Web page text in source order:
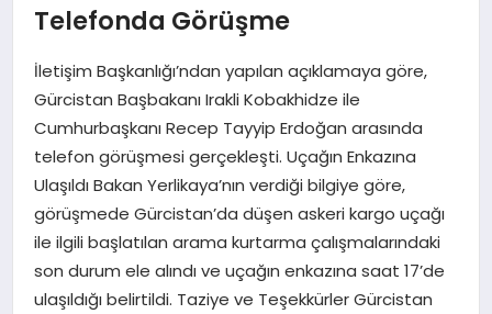
MAGAZIN
SAĞLIK
SIYASET
Telefonda Görüşme
İletişim Başkanlığı’ndan yapılan açıklamaya göre,
Gürcistan Başbakanı Irakli Kobakhidze ile
Cumhurbaşkanı Recep Tayyip Erdoğan arasında
telefon görüşmesi gerçekleşti. Uçağın Enkazına
Ulaşıldı Bakan Yerlikaya’nın verdiği bilgiye göre,
görüşmede Gürcistan’da düşen askeri kargo uçağı
ile ilgili başlatılan arama kurtarma çalışmalarındaki
son durum ele alındı ve uçağın enkazına saat 17’de
ulaşıldığı belirtildi. Taziye ve Teşekkürler Gürcistan